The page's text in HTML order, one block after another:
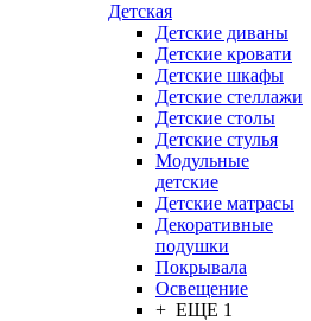
Детская
Детские диваны
Детские кровати
Детские шкафы
Детские стеллажи
Детские столы
Детские стулья
Модульные
детские
Детские матрасы
Декоративные
подушки
Покрывала
Освещение
+ ЕЩЕ 1